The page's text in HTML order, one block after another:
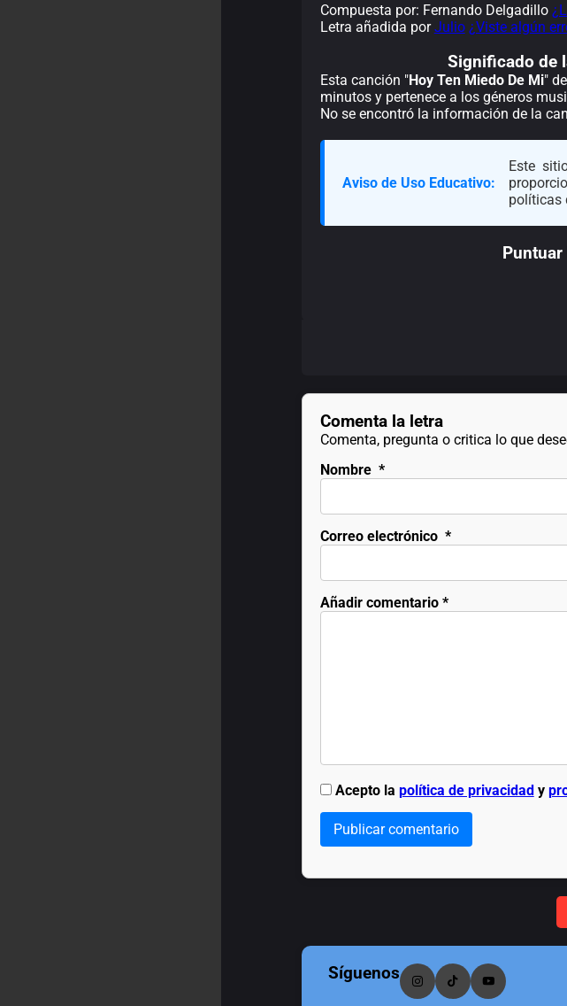
Compuesta por: Fernando Delgadillo
Letra añadida porJulio ¿Viste algún
Significado de
Esta canción "Hoy Ten Miedo De Mi"
minutos y pertenece a los géneros
No se encontró la información de la
Aviso de Uso Educativo:
Este
políticas
Comenta la letra
Comenta, pregunta o critica lo que
Nombre *
Correo electrónico *
Añadir comentario*
Acepto la política de privacidady
Publicar comentario
Síguenos